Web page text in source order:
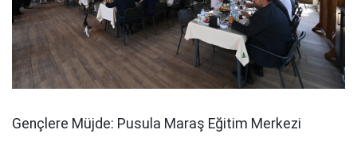
Gençlere Müjde: Pusula Maraş Eğitim Merkezi